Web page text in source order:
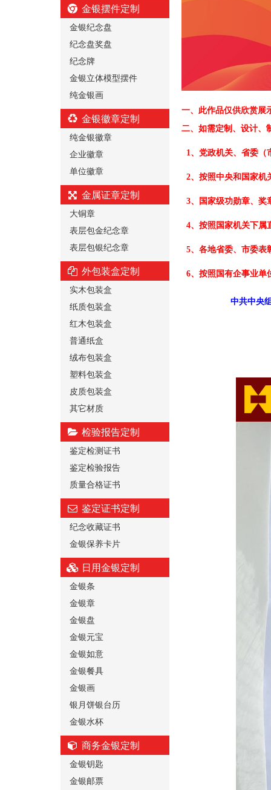
金银摆件定制
金银纪念盘
纪念盘奖盘
纪念牌
金银立体模型摆件
纯金银画
金银徽章定制
纯金银徽章
企业徽章
单位徽章
金属证章定制
大铜章
表层包金纪念章
表层包银纪念章
外包装盒定制
实木包装盒
纸质包装盒
红木包装盒
普通纸盒
绒布包装盒
塑料包装盒
皮质包装盒
其它材质
检验报告定制
鉴定检测证书
鉴定检验报告
质量合格证书
鉴定证书定制
纪念收藏证书
金银保养卡片
日用金银定制
金银条
金银章
金银盘
金银元宝
金银如意
金银餐具
金银画
银月饼银台历
金银水杯
商务金银定制
金银钥匙
金银邮票
一、 此作品仅供欣赏展
二、 如需定制、设计、
1、党政机关、省委（
2、按照中央和国家机
3、国家级功勋章、奖
4、按照国家机关下属
5、各地省委、市委表
6、按照国有企事业单
中共中央